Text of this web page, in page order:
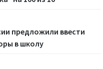
предложили ввести
в школу